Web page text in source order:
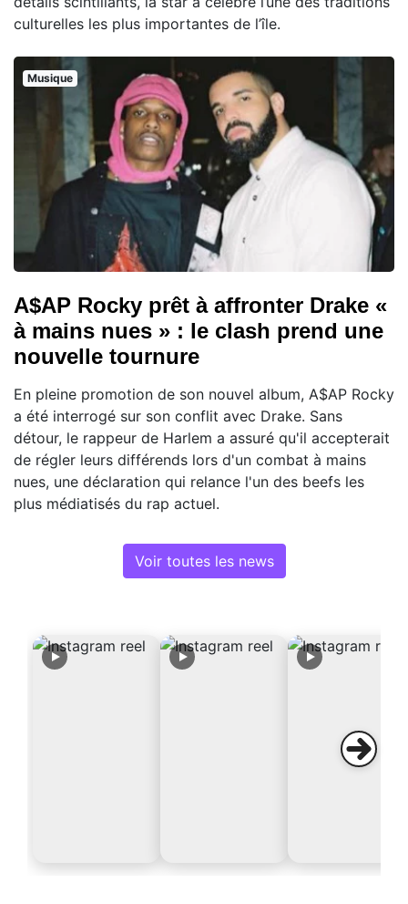
culturelles les plus importantes de l’île.
Musique
A$AP Rocky prêt à affronter Drake «
à mains nues » : le clash prend une
nouvelle tournure
En pleine promotion de son nouvel album, A$AP Rocky
a été interrogé sur son conflit avec Drake. Sans
détour, le rappeur de Harlem a assuré qu'il accepterait
de régler leurs différends lors d'un combat à mains
nues, une déclaration qui relance l'un des beefs les
plus médiatisés du rap actuel.
Voir toutes les news